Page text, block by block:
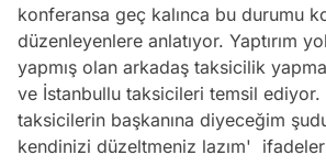
konferansa geç kalınca bu durumu
düzenleyenlere anlatıyor. Yaptırım
yapmış olan arkadaş taksicilik
ve İstanbullu taksicileri temsil ediyor.
taksicilerin başkanına diyeceğim
kendinizi düzeltmeniz lazım'